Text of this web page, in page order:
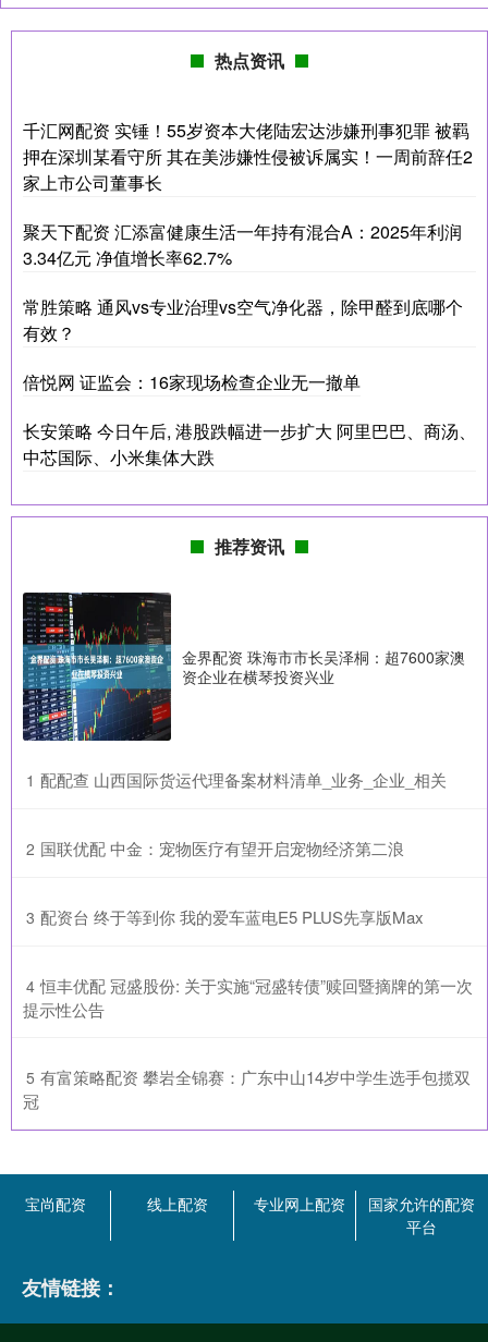
热点资讯
千汇网配资 实锤！55岁资本大佬陆宏达涉嫌刑事犯罪 被羁
押在深圳某看守所 其在美涉嫌性侵被诉属实！一周前辞任2
家上市公司董事长
聚天下配资 汇添富健康生活一年持有混合A：2025年利润
3.34亿元 净值增长率62.7%
常胜策略 通风vs专业治理vs空气净化器，除甲醛到底哪个
有效？
倍悦网 证监会：16家现场检查企业无一撤单
长安策略 今日午后, 港股跌幅进一步扩大 阿里巴巴、商汤、
中芯国际、小米集体大跌
推荐资讯
金界配资 珠海市市长吴泽桐：超7600家澳
资企业在横琴投资兴业
1 ​配配查 山西国际货运代理备案材料清单_业务_企业_相关
2 ​国联优配 中金：宠物医疗有望开启宠物经济第二浪
3 ​配资台 终于等到你 我的爱车蓝电E5 PLUS先享版Max
4 ​恒丰优配 冠盛股份: 关于实施“冠盛转债”赎回暨摘牌的第一次
提示性公告
5 ​有富策略配资 攀岩全锦赛：广东中山14岁中学生选手包揽双
冠
宝尚配资 线上配资 专业网上配资
国家允许的配资
平台
友情链接：